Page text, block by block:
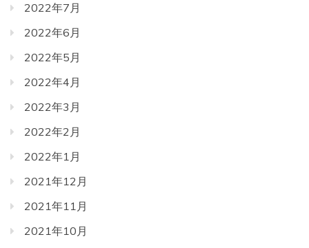
2022年7月
2022年6月
2022年5月
2022年4月
2022年3月
2022年2月
2022年1月
2021年12月
2021年11月
2021年10月